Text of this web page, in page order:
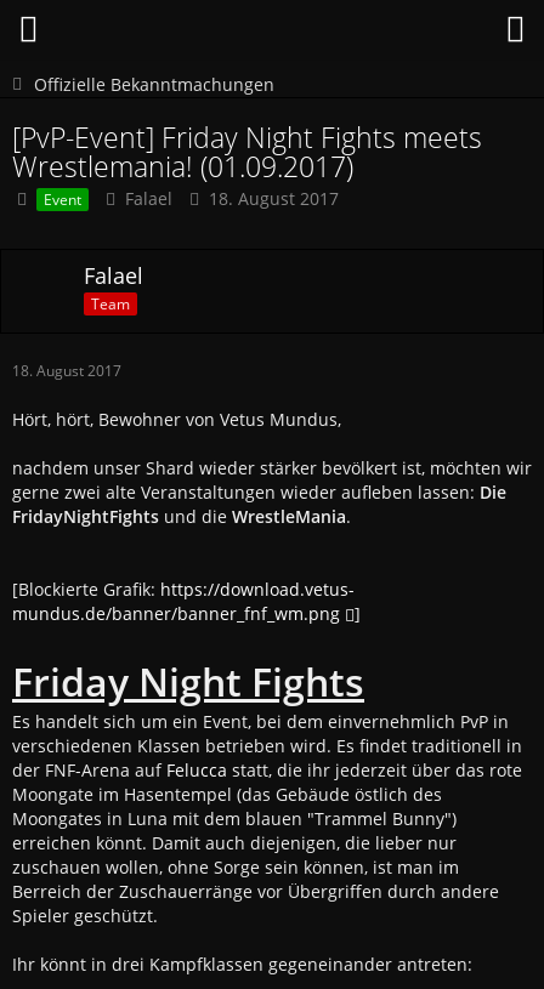
Offizielle Bekanntmachungen
[PvP-Event] Friday Night Fights meets
Wrestlemania! (01.09.2017)
Event Falael 18. August 2017
Falael
Team
18. August 2017
Hört, hört, Bewohner von Vetus Mundus,
nachdem unser Shard wieder stärker bevölkert ist, möchten wir
gerne zwei alte Veranstaltungen wieder aufleben lassen: Die
FridayNightFights und die WrestleMania.
[Blockierte Grafik: https://download.vetus-
mundus.de/banner/banner_fnf_wm.png
]
Friday Night Fights
Es handelt sich um ein Event, bei dem einvernehmlich PvP in
verschiedenen Klassen betrieben wird. Es findet traditionell in
der FNF-Arena auf Felucca statt, die ihr jederzeit über das rote
Moongate im Hasentempel (das Gebäude östlich des
Moongates in Luna mit dem blauen "Trammel Bunny")
erreichen könnt. Damit auch diejenigen, die lieber nur
zuschauen wollen, ohne Sorge sein können, ist man im
Berreich der Zuschauerränge vor Übergriffen durch andere
Spieler geschützt.
Ihr könnt in drei Kampfklassen gegeneinander antreten: